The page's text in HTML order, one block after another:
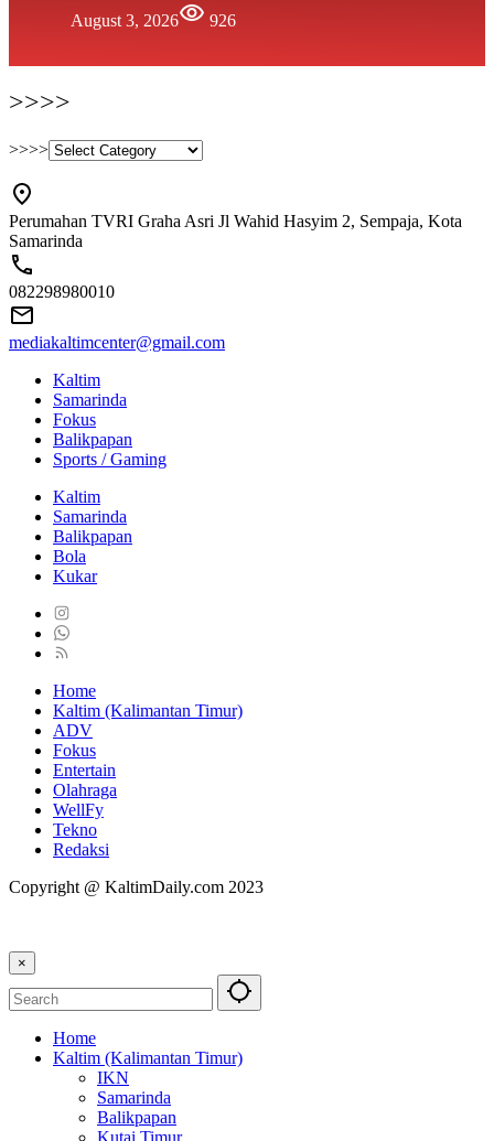
August 3, 2026
926
>>>>
>>>>
Perumahan TVRI Graha Asri Jl Wahid Hasyim 2, Sempaja, Kota
Samarinda
082298980010
mediakaltimcenter@gmail.com
Kaltim
Samarinda
Fokus
Balikpapan
Sports / Gaming
Kaltim
Samarinda
Balikpapan
Bola
Kukar
Home
Kaltim (Kalimantan Timur)
ADV
Fokus
Entertain
Olahraga
WellFy
Tekno
Redaksi
Copyright @ KaltimDaily.com 2023
×
Home
Kaltim (Kalimantan Timur)
IKN
Samarinda
Balikpapan